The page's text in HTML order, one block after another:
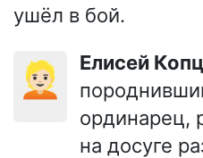
ушёл в бой.
👱🏻 Елисей
ординарец,
на досуге